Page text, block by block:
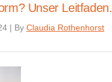
Unser Leitfaden.
| By Claudia Rothenhorst